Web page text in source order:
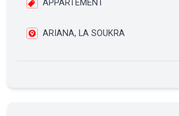
APPARTEMENT
ARIANA, LA SOUKRA